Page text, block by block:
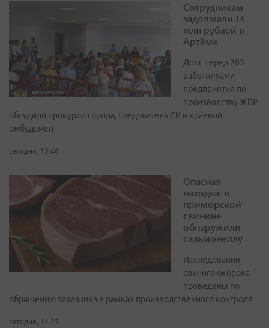
Сотрудникам
задолжали 14
млн рублей в
Артёме
Долг перед 203
работниками
предприятия по
производству ЖБИ
обсудили прокурор города, следователь СК и краевой
омбудсмен
сегодня, 13:46
Опасная
находка: в
приморской
свинине
обнаружили
сальмонеллу
Исследования
свиного окорока
проведены по
обращению заказчика в рамках производственного контроля
сегодня, 14:25